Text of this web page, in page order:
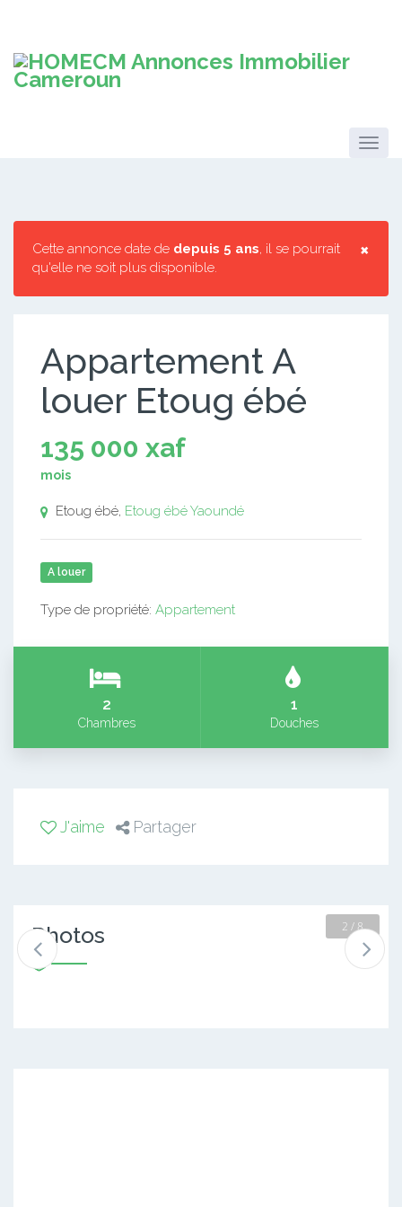
×
Cette annonce date de depuis 5 ans, il se pourrait
qu'elle ne soit plus disponible.
Appartement A
louer Etoug ébé
135 000 xaf
mois
Etoug ébé, Etoug ébéYaoundé
A louer
Type de propriété: Appartement
2
Chambres
1
Douches
J'aime Partager
Photos 2 / 8